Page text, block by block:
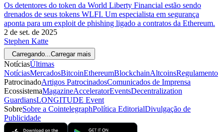
Os detentores do token da World Liberty Financial estão sendo
drenados de seus tokens WLFI. Um especialista em segurança
aponta para um exploit de phishing ligado a contratos da Ethereum.
2 de set. de 2025
Stephen Katte
Carregando... Carregar mais
NotíciasÚltimas
NotíciasMercadosBitcoinEthereumBlockchainAltcoinsRegulamento
PatrocinadoArtigos PatrocinadosComunicados de Imprensa
EcossistemaMagazineAcceleratorEventsDecentralization
GuardiansLONGITUDE Event
SobreSobre a CointelegraphPolítica EditorialDivulgação de
Publicidade